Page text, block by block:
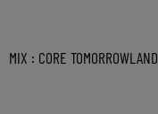
MIX : CORE TOMORROWLAND